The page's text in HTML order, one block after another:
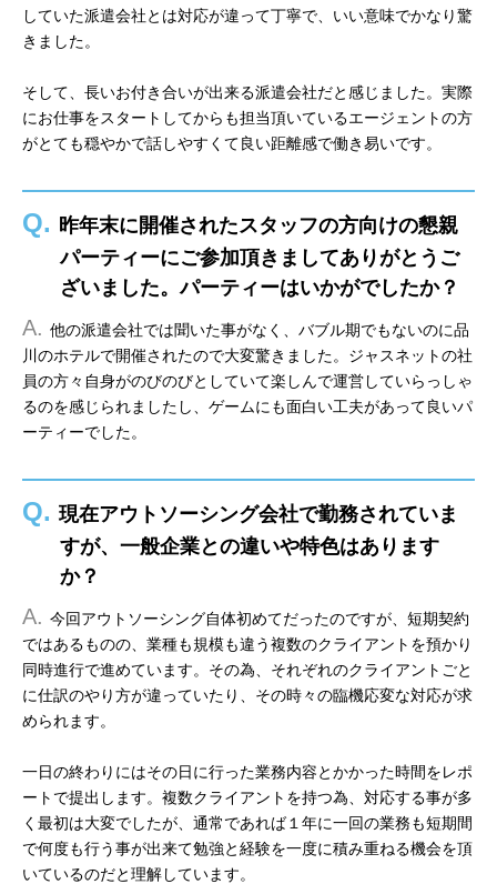
していた派遣会社とは対応が違って丁寧で、いい意味でかなり驚
きました。
そして、長いお付き合いが出来る派遣会社だと感じました。実際
にお仕事をスタートしてからも担当頂いているエージェントの方
がとても穏やかで話しやすくて良い距離感で働き易いです。
Q. 昨年末に開催されたスタッフの方向けの懇親
パーティーにご参加頂きましてありがとうご
ざいました。パーティーはいかがでしたか？
A. 他の派遣会社では聞いた事がなく、バブル期でもないのに品
川のホテルで開催されたので大変驚きました。ジャスネットの社
員の方々自身がのびのびとしていて楽しんで運営していらっしゃ
るのを感じられましたし、ゲームにも面白い工夫があって良いパ
ーティーでした。
Q. 現在アウトソーシング会社で勤務されていま
すが、一般企業との違いや特色はあります
か？
A. 今回アウトソーシング自体初めてだったのですが、短期契約
ではあるものの、業種も規模も違う複数のクライアントを預かり
同時進行で進めています。その為、それぞれのクライアントごと
に仕訳のやり方が違っていたり、その時々の臨機応変な対応が求
められます。
一日の終わりにはその日に行った業務内容とかかった時間をレポ
ートで提出します。複数クライアントを持つ為、対応する事が多
く最初は大変でしたが、通常であれば１年に一回の業務も短期間
で何度も行う事が出来て勉強と経験を一度に積み重ねる機会を頂
いているのだと理解しています。